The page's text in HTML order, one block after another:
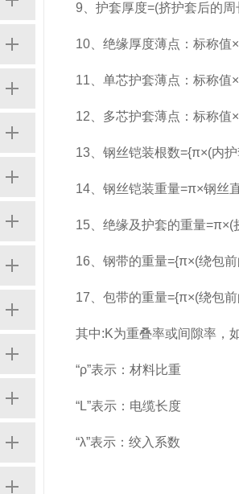
9、护套厚度=(挤护套后的
10、绝缘厚度薄点：标称值
11、单芯护套薄点：标称值
12、多芯护套薄点：标称值
13、钢丝铠装根数={π×(内
14、钢丝铠装重量=π×钢丝
15、绝缘及护套的重量=π×(
16、钢带的重量={π×(绕包
17、包带的重量={π×(绕包
其中:K为重叠率或间隙率，
“ρ”表示：材料比重
“L”表示：电缆长度
“λ”表示：绞入系数